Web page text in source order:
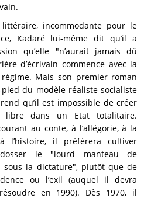
incommodante pour le
Kadaré lui-même dit qu’il a
qu’elle "n’aurait jamais dû
d’écrivain commence avec la
Mais son premier roman
du modèle réaliste socialiste
qu’il est impossible de créer
libre dans un Etat totalitaire.
au conte, à l’allégorie, à la
l’histoire, il préférera cultiver
le "lourd manteau de
sous la dictature", plutôt que de
ou l’exil (auquel il devra
en 1990). Dès 1970, il